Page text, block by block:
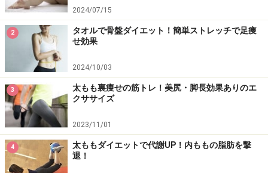
2024/07/15
2
タオルで骨盤ダイエット！簡単ストレッチで足痩
せ効果
2024/10/03
3
太もも裏痩せの筋トレ！美尻・脚長効果ありのエ
クササイズ
2023/11/01
4
太ももダイエットで代謝UP！内ももの脂肪を撃
退！